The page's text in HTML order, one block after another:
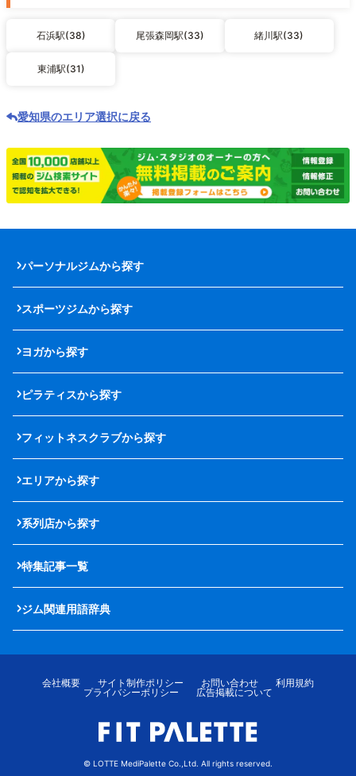
石浜駅(38) 尾張森岡駅(33) 緒川駅(33)
東浦駅(31)
愛知県のエリア選択に戻る
パーソナルジムから探す
スポーツジムから探す
ヨガから探す
ピラティスから探す
フィットネスクラブから探す
エリアから探す
系列店から探す
特集記事一覧
ジム関連用語辞典
会社概要 サイト制作ポリシー お問い合わせ
利用規約
プライバシーポリシー
広告掲載について
© LOTTE MediPalette Co.,Ltd. All rights reserved.